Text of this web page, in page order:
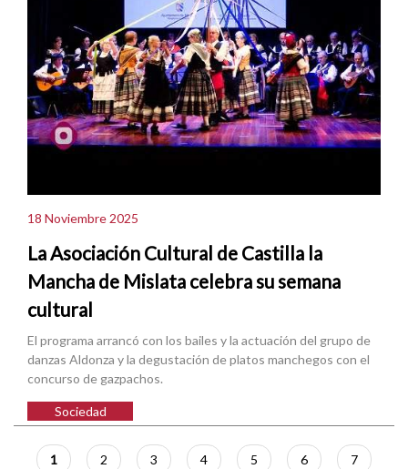
18 Noviembre 2025
La Asociación Cultural de Castilla la
Mancha de Mislata celebra su semana
cultural
El programa arrancó con los bailes y la actuación del grupo de
danzas Aldonza y la degustación de platos manchegos con el
concurso de gazpachos.
Sociedad
Paginación
Página
1 Página
2 Página
3 Página
4 Página
5 Página
6 Página
7